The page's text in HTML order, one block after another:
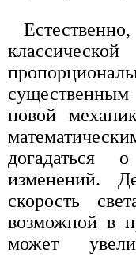
новой
догадаться
изменений.
скорость
возможной в
может